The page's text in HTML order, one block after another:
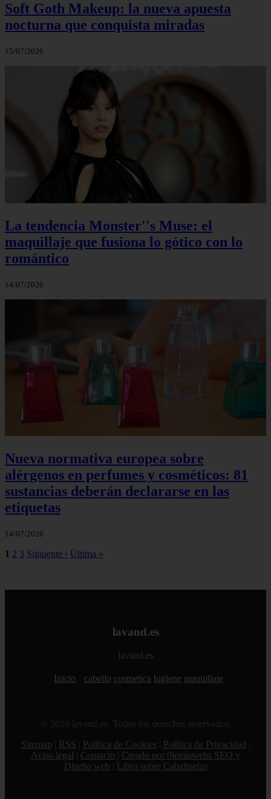
Soft Goth Makeup: la nueva apuesta
nocturna que conquista miradas
15/07/2026
La tendencia Monster''s Muse: el
maquillaje que fusiona lo gótico con lo
romántico
14/07/2026
Nueva normativa europea sobre
alérgenos en perfumes y cosméticos: 81
sustancias deberán declararse en las
etiquetas
14/07/2026
1 2 3 Siguiente › Última »
lavand.es
lavand.es
Inicio cabello cosmetica higiene maquillaje
© 2026 lavand.es. Todos los derechos reservados.
Sitemap
RSS Política de Cookies Política de Privacidad
Aviso legal
Contacto
Creado por 0lemiswebs SEO y
Diseño web
Libro sobre Cabañuelas